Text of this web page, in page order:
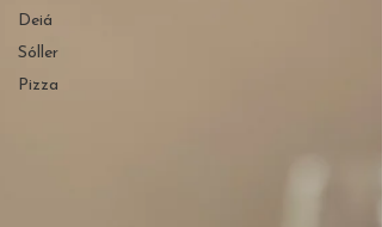
Deiá
Sóller
Pizza